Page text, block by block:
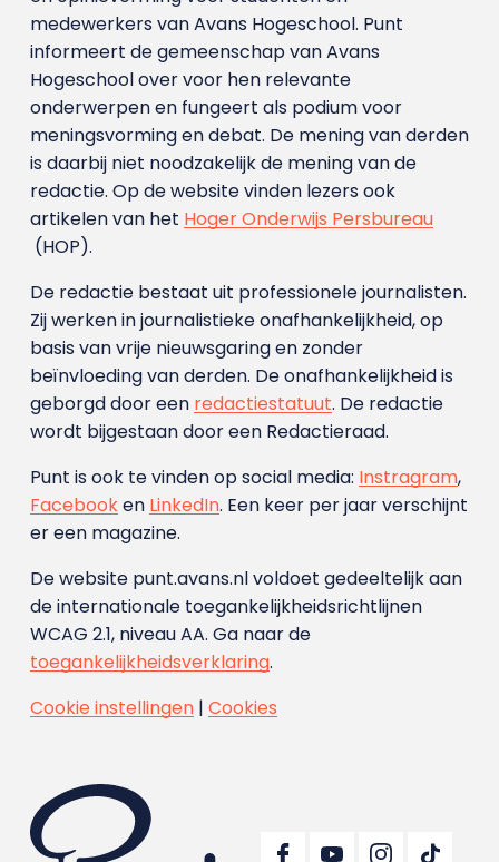
medewerkers van Avans Hoge­school. Punt
informeert de gemeenschap van Avans
Hogeschool over voor hen relevante
onderwerpen en fungeert als podium voor
meningsvorming en debat. De mening van derden
is daarbij niet noodzakelijk de mening van de
redactie. Op de website vinden lezers ook
artikelen van het Hoger Onderwijs Persbureau
(HOP).
De redactie bestaat uit professionele journalisten.
Zij werken in journalistieke onafhankelijkheid, op
basis van vrije nieuwsgaring en zonder
beïnvloeding van derden. De onafhankelijkheid is
geborgd door een redactiestatuut. De redactie
wordt bijgestaan door een Redactieraad.
Punt is ook te vinden op social media: Instragram,
Facebooken LinkedIn. Een keer per jaar verschijnt
er een magazine.
De website punt.avans.nl voldoet gedeeltelijk aan
de internationale toegankelijkheidsrichtlijnen
WCAG 2.1, niveau AA. Ga naar de
toegankelijkheidsverklaring.
Cookie instellingen| Cookies